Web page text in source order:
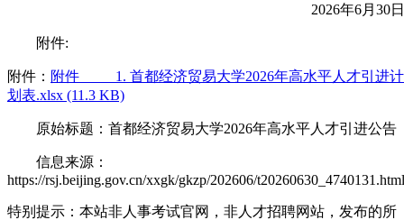
2026年6月30日
附件:
附件： 附件_____1. 首都经济贸易大学2026年高水平人才引进计
划表.xlsx (11.3 KB)
原始标题：首都经济贸易大学2026年高水平人才引进公告
信息来源：
https://rsj.beijing.gov.cn/xxgk/gkzp/202606/t20260630_4740131.html
特别提示：本站非人事考试官网，非人才招聘网站，发布的所